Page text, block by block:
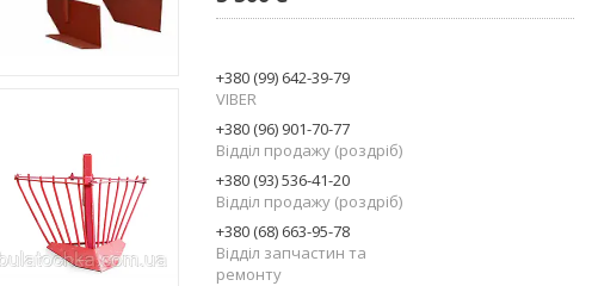
+380 (99) 642-39-79
VIBER
+380 (96) 901-70-77
Відділ продажу (роздріб)
+380 (93) 536-41-20
Відділ продажу (роздріб)
+380 (68) 663-95-78
Відділ запчастин та
ремонту